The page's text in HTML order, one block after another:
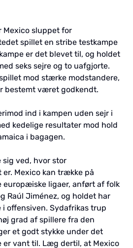
sluppet for
spillet en stribe testkampe
er det blevet til, og holdet
seks sejre og to uafgjorte.
mod stærke modstandere,
bestemt været godkendt.
ind i kampen uden sejr i
kedelige resultater mod hold
i bagagen.
ved, hvor stor
er. Mexico kan trække på
europæiske ligaer, anført af folk
Raúl Jiménez, og holdet har
offensiven. Sydafrikas trup
grad af spillere fra den
et godt stykke under det
er vant til. Læg dertil, at Mexico